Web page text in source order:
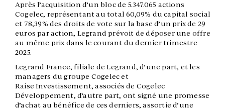
Après l’acquisition d’un bloc de 5.347.065 actions
Cogelec, représentant au total 60,09% du capital social
et 78,39% des droits de vote sur la base d’un prix de 29
euros par action, Legrand prévoit de déposer une offre
au même prix dans le courant du dernier trimestre
2025.
Legrand France, filiale de Legrand, d’une part, et les
managers du groupe Cogelec et
Raise Investissement, associés de Cogelec
Développement, d’autre part, ont signé une promesse
d’achat au bénéfice de ces derniers, assortie d’une